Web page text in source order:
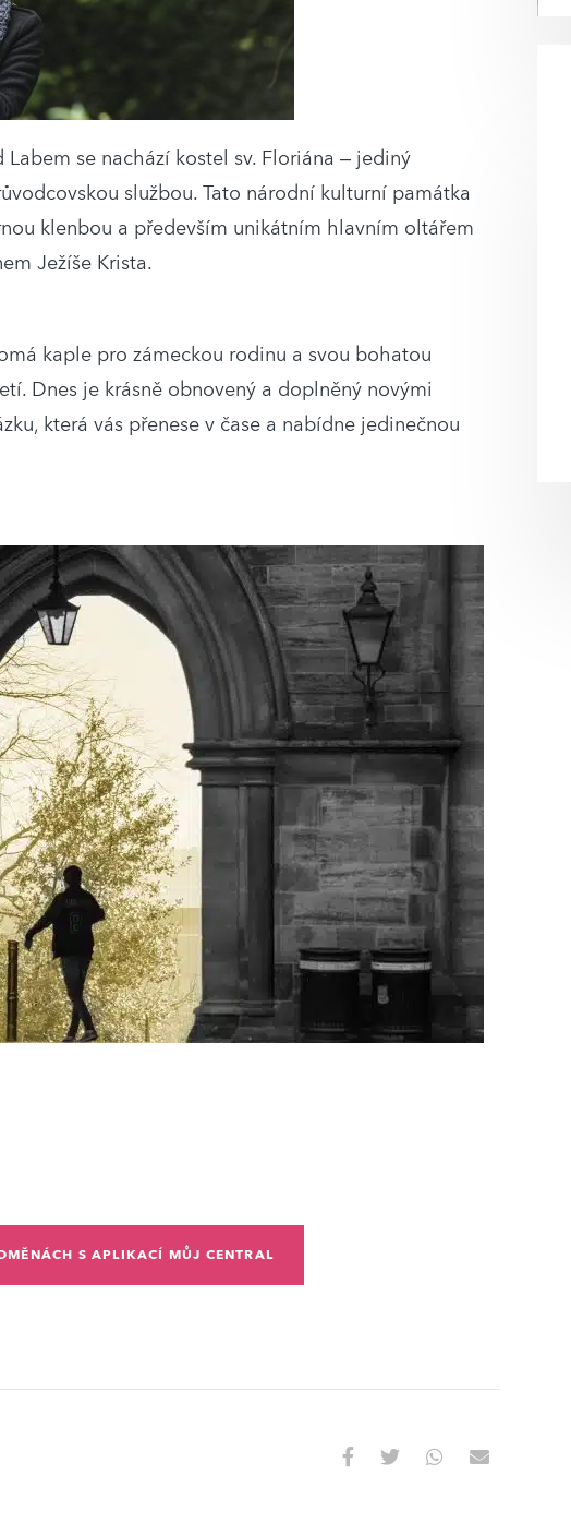
se nachází kostel sv. Floriána – jediný
službou. Tato národní kulturní památka
klenbou a především unikátním hlavním oltářem
Ježíše Krista.
kaple pro zámeckou rodinu a svou bohatou
Dnes je krásně obnovený a doplněný novými
která vás přenese v čase a nabídne jedinečnou
S APLIKACÍ MŮJ CENTRAL